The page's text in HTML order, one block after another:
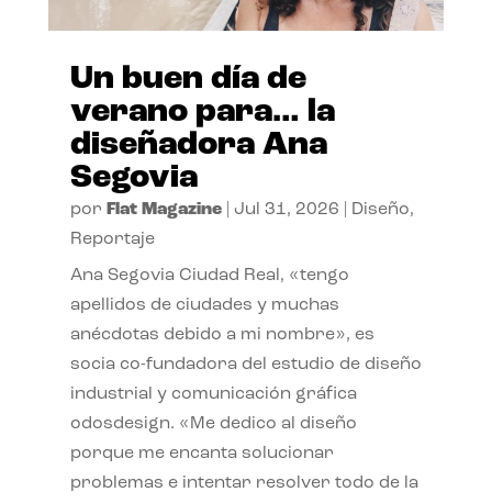
Un buen día de
verano para… la
diseñadora Ana
Segovia
por Flat Magazine| Jul 31, 2026 Diseño,
Reportaje
Ana Segovia Ciudad Real, «tengo
apellidos de ciudades y muchas
anécdotas debido a mi nombre», es
socia co-fundadora del estudio de diseño
industrial y comunicación gráfica
odosdesign. «Me dedico al diseño
porque me encanta solucionar
problemas e intentar resolver todo de la